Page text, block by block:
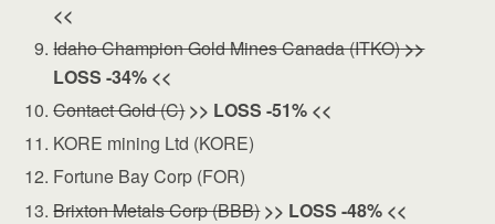
<<
Idaho Champion Gold Mines Canada (ITKO)>>
LOSS -34% <<
Contact Gold (C)>> LOSS -51% <<
KORE mining Ltd (KORE)
Fortune Bay Corp (FOR)
Brixton Metals Corp (BBB)>> LOSS -48% <<